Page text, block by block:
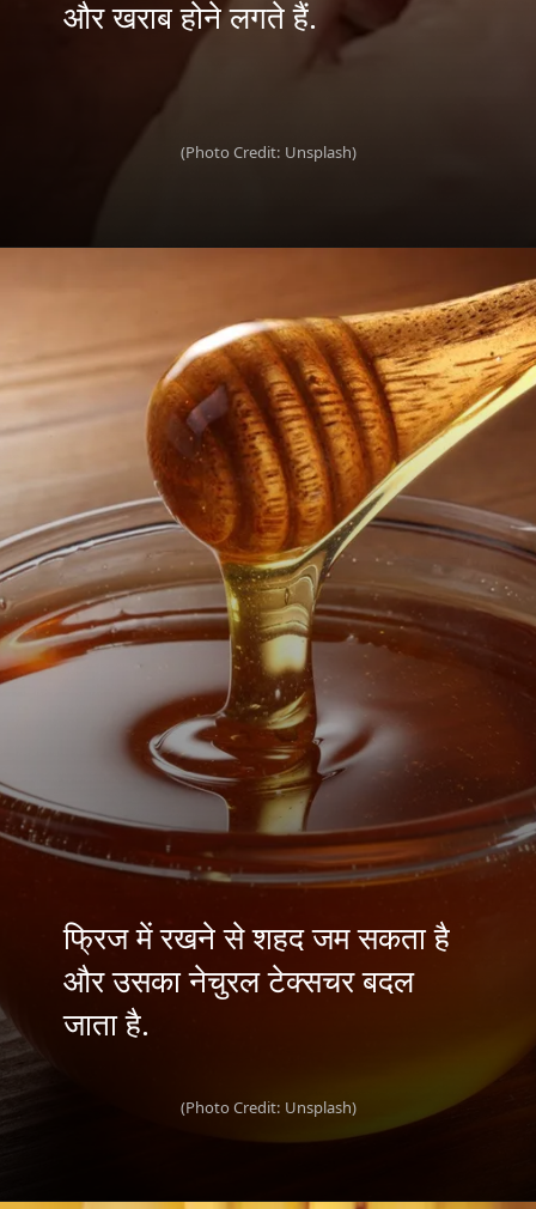
(Photo Credit: Unsplash)
और खराब होने लगते हैं.
(Photo Credit: Unsplash)
फ्रिज में रखने से शहद जम सकता है
और उसका नेचुरल टेक्सचर बदल